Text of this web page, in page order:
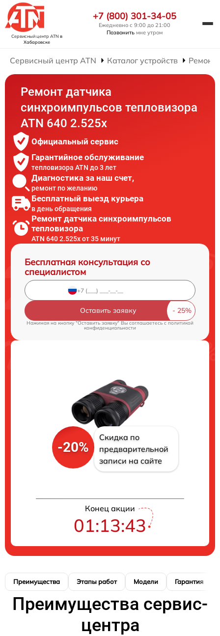
Сервисный центр ATN в
Хабаровске
+7 (800) 301-34-05
Ежедневно с 9:00 до 21:00
Позвонить мне утром
Сервисный центр ATN Каталог устройств Ремонт
Ремонт датчика
синхроимпульсов тепловизора
ATN 640 2.525x
Официальный сервис
Гарантийное обслуживание
тепловизора ATN до 3 лет
Диагностика за наш счет,
ремонт по желанию
Бесплатный выезд курьера
в день обращения
Ремонт датчика синхроимпульсов
тепловизора
ATN 640 2.525x от 35 минут
Бесплатная консультация со
специалистом
Оставить заявку
Нажимая на кнопку "Оставить заявку" Вы соглашаетесь cполитикой
конфиденциальности
-20%
Скидка по
предварительной
записи на сайте
Конец акции
01:13:42
Преимущества Этапы работ Модели Гарантия
Преимущества сервис-
центра